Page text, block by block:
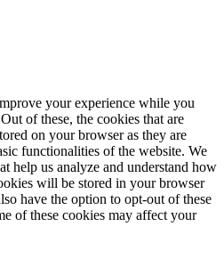
your experience while you
of these, the cookies that are
on your browser as they are
functionalities of the website. We
help us analyze and understand how
will be stored in your browser
have the option to opt-out of these
of these cookies may affect your